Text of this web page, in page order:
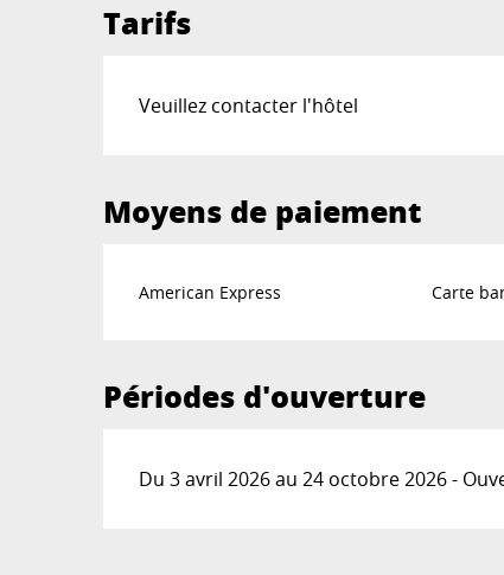
Tarifs
Veuillez contacter l'hôtel
Moyens de paiement
American Express Carte
Périodes d'ouverture
Du 3 avril 2026 au 24 octobre 2026 -